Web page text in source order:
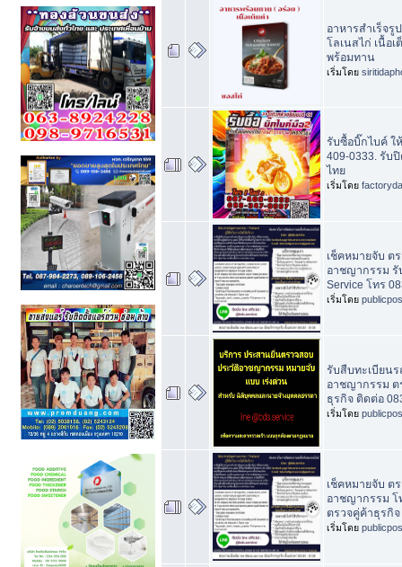
อาหารสำเร็จ
โลเนสไก่ เนื้อเ
พร้อมทาน
เริ่มโดย
รับซื้อบิ๊กไบค์ ใ
409-0333. รับ
ไทย
เริ่มโดย
เช็คหมายจับ ต
อาชญากรรม รั
Service โทร
เริ่มโดย
รับสืบทะเบียน
อาชญากรรม ต
ธุรกิจ ติดต่อ
เริ่มโดย
เช็คหมายจับ ต
อาชญากรรม โ
ตรวจคู่ค้าธุรกิจ
เริ่มโดย